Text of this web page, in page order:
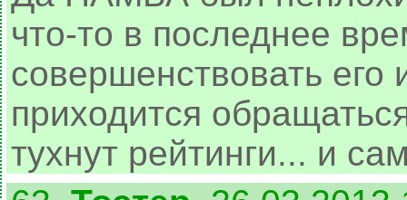
что-то в последнее
совершенствовать
приходится
тухнут рейтинги... и